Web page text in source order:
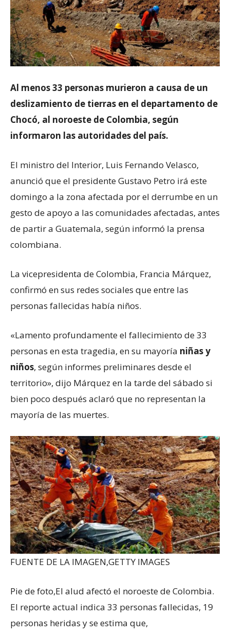
Al menos 33 personas murieron a causa de un
deslizamiento de tierras en el departamento de
Chocó, al noroeste de Colombia, según
informaron las autoridades del país.
El ministro del Interior, Luis Fernando Velasco,
anunció que el presidente Gustavo Petro irá este
domingo a la zona afectada por el derrumbe en un
gesto de apoyo a las comunidades afectadas, antes
de partir a Guatemala, según informó la prensa
colombiana.
La vicepresidenta de Colombia, Francia Márquez,
confirmó en sus redes sociales que entre las
personas fallecidas había niños.
«Lamento profundamente el fallecimiento de 33
personas en esta tragedia, en su mayoría niñas y
niños, según informes preliminares desde el
territorio», dijo Márquez en la tarde del sábado si
bien poco después aclaró que no representan la
mayoría de las muertes.
FUENTE DE LA IMAGEN,GETTY IMAGES
Pie de foto,El alud afectó el noroeste de Colombia.
El reporte actual indica 33 personas fallecidas, 19
personas heridas y se estima que,